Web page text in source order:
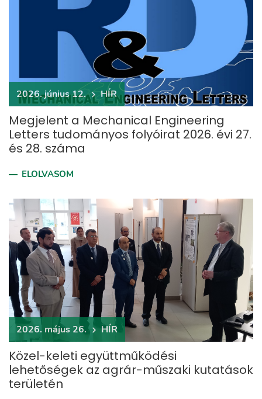
2026. június 12. HÍR
Megjelent a Mechanical Engineering
Letters tudományos folyóirat 2026. évi 27.
és 28. száma
ELOLVASOM
2026. május 26. HÍR
Közel-keleti együttműködési
lehetőségek az agrár-műszaki kutatások
területén